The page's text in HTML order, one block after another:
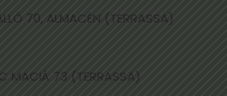
70, ALMACÉN (TERRASSA)
MACIÀ 73 (TERRASSA)